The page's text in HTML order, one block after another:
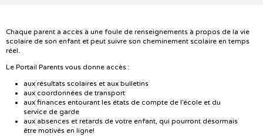
Chaque parent a accès à une foule de renseignements à propos de la vie
scolaire de son enfant et peut suivre son cheminement scolaire en temps
réel.
Le Portail Parents vous donne accès :
aux résultats scolaires et aux bulletins
aux coordonnées de transport
aux finances entourant les états de compte de l’école et du
service de garde
aux absences et retards de votre enfant, qui pourront désormais
être motivés en ligne!